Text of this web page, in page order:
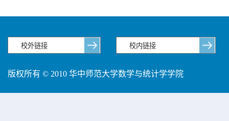
版权所有 © 2010 华中师范大学数学与统计学学院